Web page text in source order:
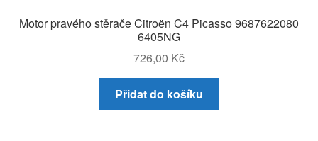
Motor pravého stěrače Citroën C4 Picasso 9687622080
6405NG
726,00 Kč
Přidat do košíku